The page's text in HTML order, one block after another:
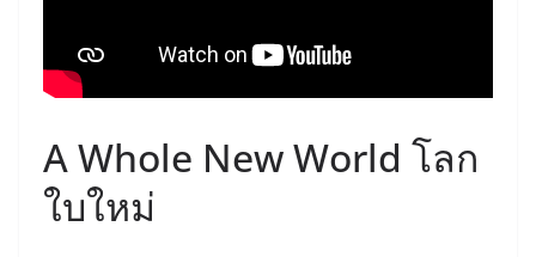
A Whole New World โลก
ใบใหม่